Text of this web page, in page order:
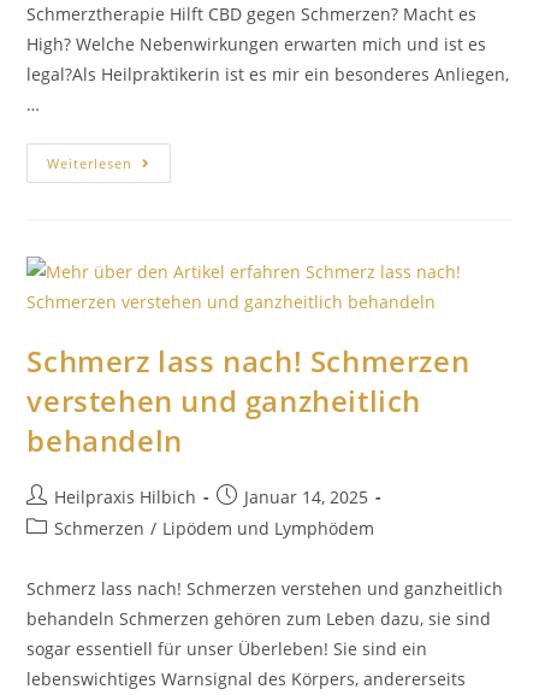
Schmerztherapie Hilft CBD gegen Schmerzen? Macht es
High? Welche Nebenwirkungen erwarten mich und ist es
legal?Als Heilpraktikerin ist es mir ein besonderes Anliegen,
…
Weiterlesen
Schmerz lass nach! Schmerzen
verstehen und ganzheitlich
behandeln
Heilpraxis Hilbich
Januar 14, 2025
Schmerzen / Lipödem und Lymphödem
Schmerz lass nach! Schmerzen verstehen und ganzheitlich
behandeln Schmerzen gehören zum Leben dazu, sie sind
sogar essentiell für unser Überleben! Sie sind ein
lebenswichtiges Warnsignal des Körpers, andererseits